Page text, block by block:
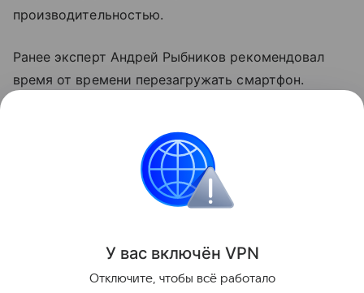
производительностью.
Ранее эксперт Андрей Рыбников рекомендовал
время от времени перезагружать смартфон.
Поделиться
У вас включён VPN
Отключите, чтобы всё работало